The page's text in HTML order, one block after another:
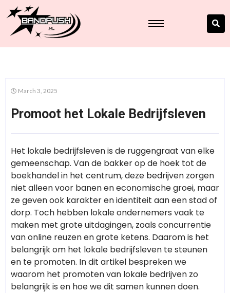
March 3, 2025
Promoot het Lokale Bedrijfsleven
Het lokale bedrijfsleven is de ruggengraat van elke
gemeenschap. Van de bakker op de hoek tot de
boekhandel in het centrum, deze bedrijven zorgen
niet alleen voor banen en economische groei, maar
ze geven ook karakter en identiteit aan een stad of
dorp. Toch hebben lokale ondernemers vaak te
maken met grote uitdagingen, zoals concurrentie
van online reuzen en grote ketens. Daarom is het
belangrijk om het lokale bedrijfsleven te steunen
en te promoten. In dit artikel bespreken we
waarom het promoten van lokale bedrijven zo
belangrijk is en hoe we dit samen kunnen doen.